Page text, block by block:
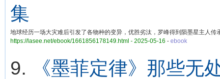
集
地球经历一场大灾难后引发了各物种的变异，优胜劣汰，罗峰得到陨墨星主人
https://lasee.net/ebook/1661856178149.html - 2025-05-16 - ebook
9. 《墨菲定律》那些无